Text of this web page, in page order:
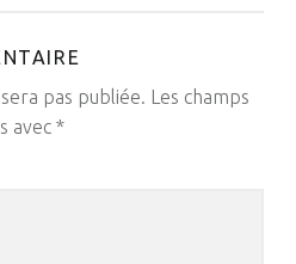
pas publiée. Les champs
avec *